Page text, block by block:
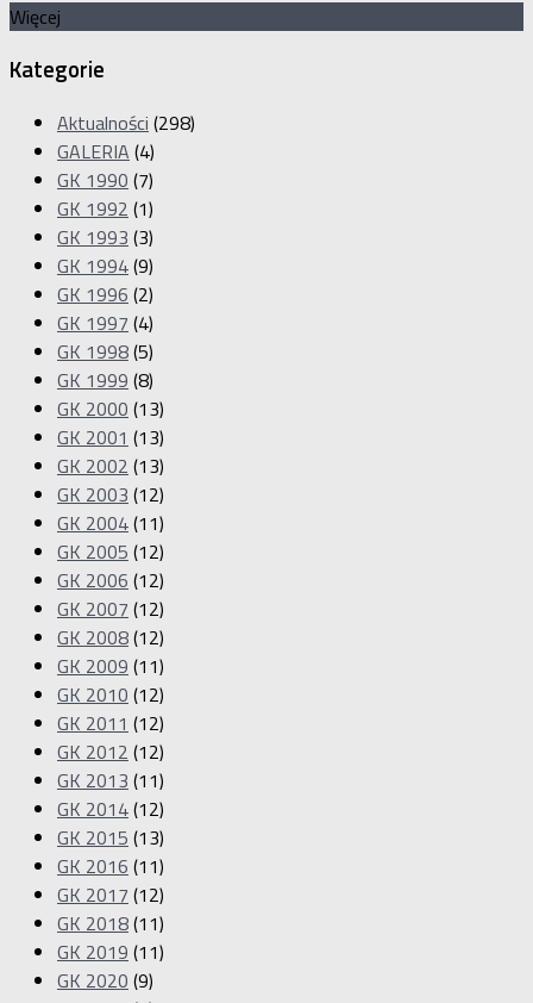
Więcej
Kategorie
Aktualności (298)
GALERIA (4)
GK 1990 (7)
GK 1992 (1)
GK 1993 (3)
GK 1994(9)
GK 1996 (2)
GK 1997 (4)
GK 1998(5)
GK 1999 (8)
GK 2000 (13)
GK 2001 (13)
GK 2002 (13)
GK 2003 (12)
GK 2004(11)
GK 2005 (12)
GK 2006 (12)
GK 2007 (12)
GK 2008(12)
GK 2009 (11)
GK 2010 (12)
GK 2011 (12)
GK 2012 (12)
GK 2013 (11)
GK 2014(12)
GK 2015 (13)
GK 2016 (11)
GK 2017 (12)
GK 2018(11)
GK 2019 (11)
GK 2020 (9)